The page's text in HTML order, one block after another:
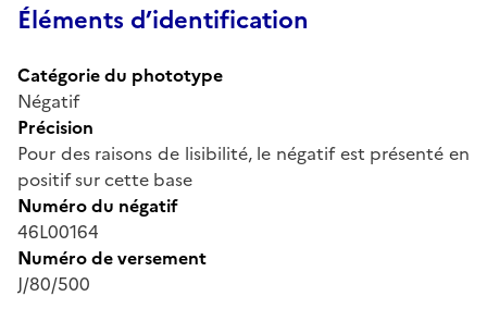
Éléments d’identification
Catégorie du phototype
Négatif
Précision
Pour des raisons de lisibilité, le négatif est présenté en
positif sur cette base
Numéro du négatif
46L00164
Numéro de versement
J/80/500